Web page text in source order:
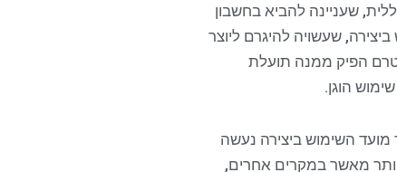
שעניינה להביא בחשבון
שעשויה להיגרם ליוצר
טרם הפיק ממנה תועלת
הוגן.
מועד השימוש ביצירה נעשה
מאשר במקרים אחרים,